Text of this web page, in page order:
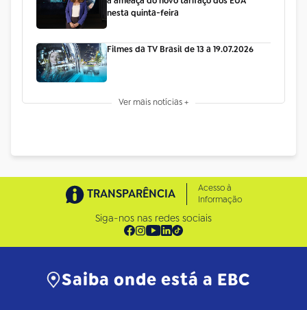
nesta quinta-feira
Filmes da TV Brasil de 13 a 19.07.2026
Ver mais notícias +
TRANSPARÊNCIA
Acesso à
Informação
Siga-nos nas redes sociais
Saiba onde está a EBC